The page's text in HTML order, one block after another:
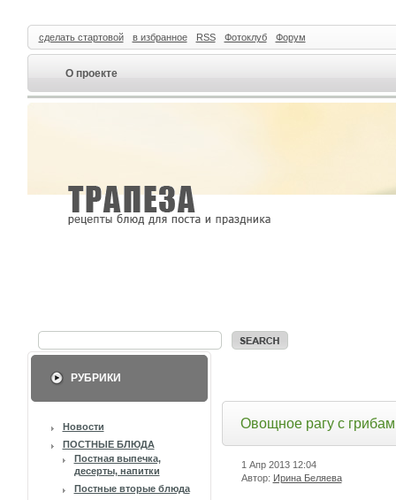
сделать стартовой в избранное RSS Фотоклуб Форум
О проекте
РУБРИКИ
Новости
ПОСТНЫЕ БЛЮДА
Постная выпечка,
десерты, напитки
Постные вторые блюда
Овощное рагу с
1 Апр 2013 12:04
Автор: Ирина Беляева